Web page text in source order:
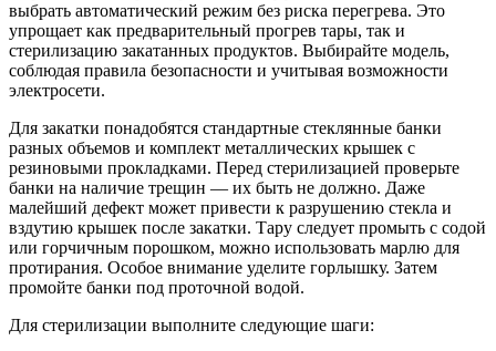
выбрать автоматический режим без риска перегрева. Это
упрощает как предварительный прогрев тары, так и
стерилизацию закатанных продуктов. Выбирайте модель,
соблюдая правила безопасности и учитывая возможности
электросети.
Для закатки понадобятся стандартные стеклянные банки
разных объемов и комплект металлических крышек с
резиновыми прокладками. Перед стерилизацией проверьте
банки на наличие трещин — их быть не должно. Даже
малейший дефект может привести к разрушению стекла и
вздутию крышек после закатки. Тару следует промыть с содой
или горчичным порошком, можно использовать марлю для
протирания. Особое внимание уделите горлышку. Затем
промойте банки под проточной водой.
Для стерилизации выполните следующие шаги: